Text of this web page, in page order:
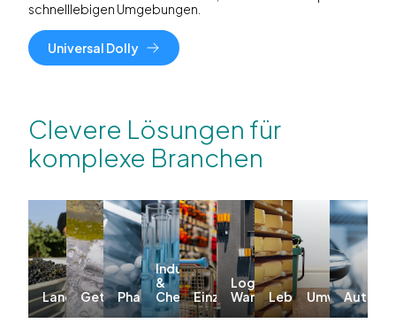
schnelllebigen Umgebungen.
Universal Dolly
Clevere Lösungen für
komplexe Branchen
Landwirtschaft
GetränkePharma
Industrie
&
ChemieEinzelhandel
Logistik &
Warehousing
Lebensmittel
Umwelt